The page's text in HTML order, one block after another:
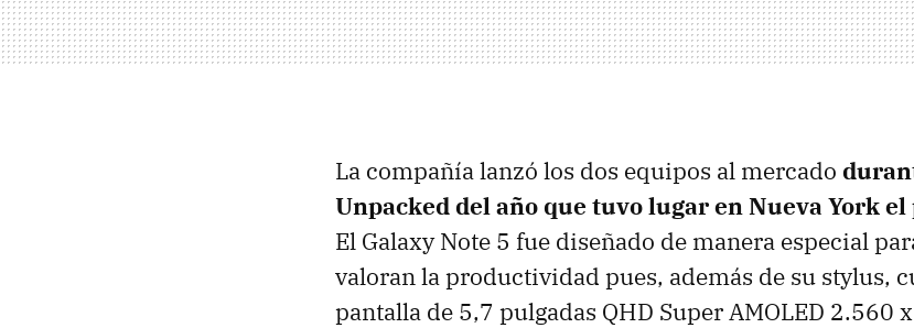
La compañía lanzó los dos equipos al mercado
Unpacked del año que tuvo lugar en Nueva York el
El Galaxy Note 5 fue diseñado de manera especial
valoran la productividad pues, además de su stylus,
pantalla de 5,7 pulgadas QHD Super AMOLED 2.560